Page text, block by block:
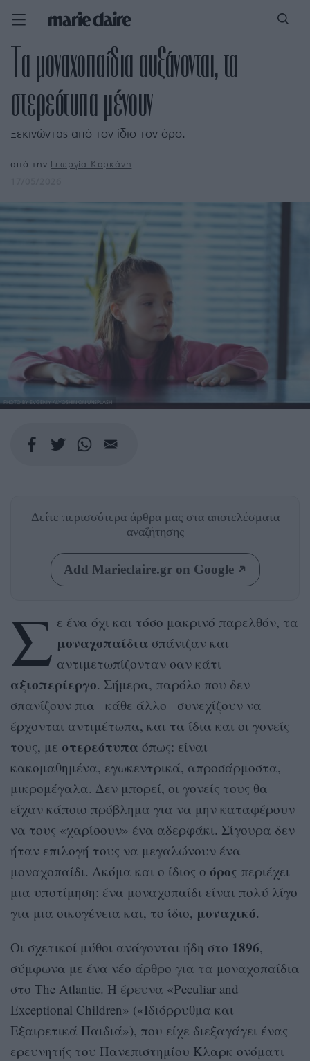
Τα μοναχοπαίδια αυξάνονται, τα
στερεότυπα μένουν
Ξεκινώντας από τον ίδιο τον όρο.
από την Γεωργία Καρκάνη
PHOTO BY EVGENIY ALYOSHIN ON UNSPLASH
Δείτε περισσότερα άρθρα μας στα αποτελέσματα
αναζήτησης
Add Marieclaire.gr on Google
Σ ε ένα όχι και τόσο μακρινό παρελθόν, τα
μοναχοπαίδιασπάνιζαν και
αντιμετωπίζονταν σαν κάτι
αξιοπερίεργο. Σήμερα, παρόλο που δεν
σπανίζουν πια –κάθε άλλο– συνεχίζουν να
έρχονται αντιμέτωπα, και τα ίδια και οι γονείς
τους, με στερεότυπα όπως: είναι
κακομαθημένα, εγωκεντρικά, απροσάρμοστα,
μικρομέγαλα. Δεν μπορεί, οι γονείς τους θα
είχαν κάποιο πρόβλημα για να μην καταφέρουν
να τους «χαρίσουν» ένα αδερφάκι. Σίγουρα δεν
ήταν επιλογή τους να μεγαλώνουν ένα
μοναχοπαίδι. Ακόμα και ο ίδιος ο όρος περιέχει
μια υποτίμηση: ένα μοναχοπαίδι είναι πολύ λίγο
για μια οικογένεια και, το ίδιο, μοναχικό.
Οι σχετικοί μύθοι ανάγονται ήδη στο 1896,
σύμφωνα με ένα νέο άρθρο για τα μοναχοπαίδια
στο The Atlantic. Η έρευνα «Peculiar and
Exceptional Children» («Ιδιόρρυθμα και
Εξαιρετικά Παιδιά»), που είχε διεξαγάγει ένας
ερευνητής του Πανεπιστημίου Κλαρκ ονόματι